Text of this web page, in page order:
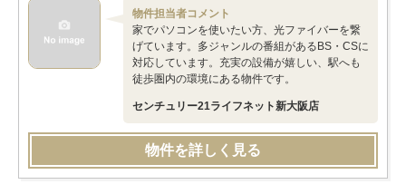
物件担当者コメント
家でパソコンを使いたい方、光ファイバーを繋
げています。多ジャンルの番組があるBS・CSに
対応しています。充実の設備が嬉しい、駅へも
徒歩圏内の環境にある物件です。
センチュリー21ライフネット新大阪店
物件を詳しく見る